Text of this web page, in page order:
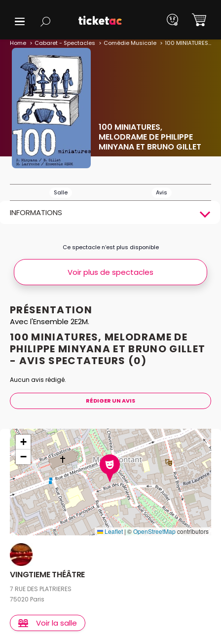
Home Cabaret - Spectacles Comédie Musicale 100 MINIATURES, MELODRAME DE PHILIPPE MINYANA ET BRUNO GILLET
100 MINIATURES,
MELODRAME DE PHILIPPE
MINYANA ET BRUNO GILLET
Salle Avis
INFORMATIONS
PRÉSENTATION
Avec l'Ensemble 2E2M.
Ce spectacle n’est plus disponible
Voir plus de spectacles
100 MINIATURES, MELODRAME DE
PHILIPPE MINYANA ET BRUNO GILLET
- AVIS SPECTATEURS (0)
Aucun avis rédigé.
RÉDIGER UN AVIS
+
−
Leaflet | ©OpenStreetMapcontributors
VINGTIEME THÉÂTRE
7 RUE DES PLATRIERES
75020 Paris
Voir la salle